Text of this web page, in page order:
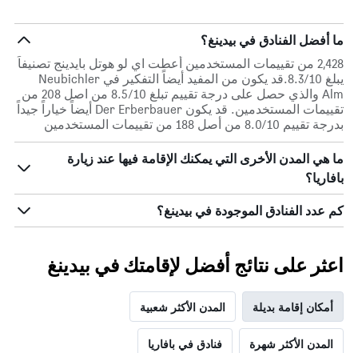
ما أفضل الفنادق في بيدينغ؟
2,428 من تقييمات المستخدمين أعطت اي لو هوتل بايدينج تصنيفاً
يبلغ 8.3/10.قد يكون من المفيد أيضاً التفكير في Neubichler
Alm والذي حصل على درجة تقييم تبلغ 8.5/10 من اصل 208 من
تقييمات المستخدمين. قد يكون Der Erberbauer أيضاً خياراً جيداً
بدرجة تقييم 8.0/10 من أصل 188 من تقييمات المستخدمين
ما هي المدن الأخرى التي يمكنك الإقامة فيها عند زيارة
بافاريا؟
كم عدد الفنادق الموجودة في بيدينغ؟
اعثر على نتائج أفضل لإقامتك في بيدينغ
أمكان إقامة بديلة المدن الأكثر شعبية
المدن الأكثر شهرة فنادق في بافاريا